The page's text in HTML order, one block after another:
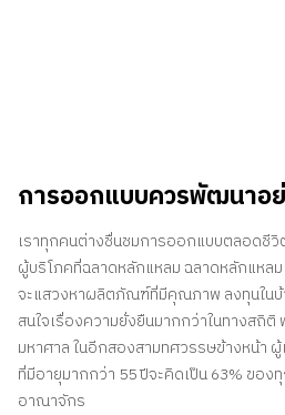
การออกแบบควรพัฒนาอย่
เราทุกคนต่างชื่นชมการออกแบบตลอดชี
ผู้บริโภคที่ฉลาดหลักแหลม ฉลาดหลักแหล
จะแสวงหาผลิตภัณฑ์ที่มีคุณภาพ ลงทุนในบ้
สนใจเรื่องความยั่งยืนมากกว่าในทางสถิติ
มหาศาล ในอีกสองสามทศวรรษข้างหน้า
ที่มีอายุมากกว่า 55 ปีจะคิดเป็น 63% ของ
อาณาจักร